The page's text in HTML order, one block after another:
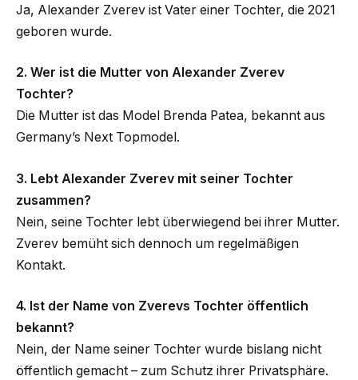
Ja, Alexander Zverev ist Vater einer Tochter, die 2021
geboren wurde.
2. Wer ist die Mutter von Alexander Zverev
Tochter?
Die Mutter ist das Model Brenda Patea, bekannt aus
Germany’s Next Topmodel.
3. Lebt Alexander Zverev mit seiner Tochter
zusammen?
Nein, seine Tochter lebt überwiegend bei ihrer Mutter.
Zverev bemüht sich dennoch um regelmäßigen
Kontakt.
4. Ist der Name von Zverevs Tochter öffentlich
bekannt?
Nein, der Name seiner Tochter wurde bislang nicht
öffentlich gemacht – zum Schutz ihrer Privatsphäre.